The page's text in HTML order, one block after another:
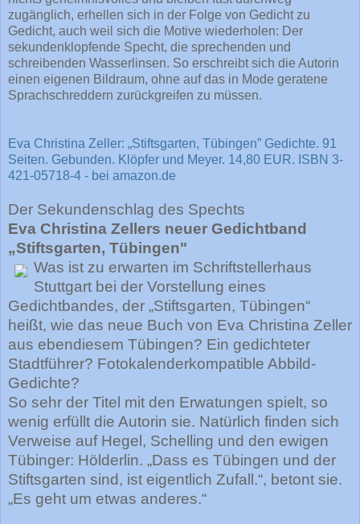
zugänglich, erhellen sich in der Folge von Gedicht zu
Gedicht, auch weil sich die Motive wiederholen: Der
sekundenklopfende Specht, die sprechenden und
schreibenden Wasserlinsen. So erschreibt sich die Autorin
einen eigenen Bildraum, ohne auf das in Mode geratene
Sprachschreddern zurückgreifen zu müssen.
Eva Christina Zeller: „Stiftsgarten, Tübingen” Gedichte. 91
Seiten. Gebunden. Klöpfer und Meyer. 14,80 EUR. ISBN 3-
421-05718-4 - bei amazon.de
Der Sekundenschlag des Spechts
Eva Christina Zellers neuer Gedichtband
„Stiftsgarten, Tübingen"
Was ist zu erwarten im Schriftstellerhaus
Stuttgart bei der Vorstellung eines
Gedichtbandes, der „Stiftsgarten, Tübingen“
heißt, wie das neue Buch von Eva Christina Zeller
aus ebendiesem Tübingen? Ein gedichteter
Stadtführer? Fotokalenderkompatible Abbild-
Gedichte?
So sehr der Titel mit den Erwatungen spielt, so
wenig erfüllt die Autorin sie. Natürlich finden sich
Verweise auf Hegel, Schelling und den ewigen
Tübinger: Hölderlin. „Dass es Tübingen und der
Stiftsgarten sind, ist eigentlich Zufall.“, betont sie.
„Es geht um etwas anderes.“